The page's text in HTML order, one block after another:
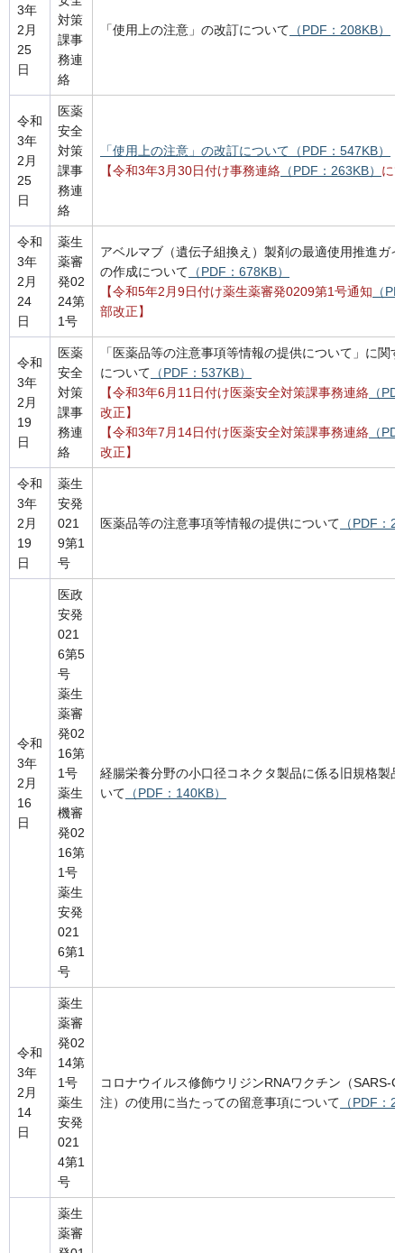
3年
2月
25
日
対策
課事
務連
絡
「使用上の注意」の改訂について （PDF：208KB）
令和
3年
2月
25
日
医薬
安全
対策
課事
務連
絡
「使用上の注意」の改訂について（PDF：547KB）
【令和3年3月30日付け事務連絡 （PDF：263KB） に
令和
3年
2月
24
日
薬生
薬審
発02
24第
1号
アベルマブ（遺伝子組換え）製剤の最適使用推進ガ
の作成について （PDF：678KB）
【令和5年2月9日付け薬生薬審発0209第1号通知 （
部改正】
令和
3年
2月
19
日
医薬
安全
対策
課事
務連
絡
「医薬品等の注意事項等情報の提供について」に関
について （PDF：537KB）
【令和3年6月11日付け医薬安全対策課事務連絡 （
改正】
【令和3年7月14日付け医薬安全対策課事務連絡 （
改正】
令和
3年
2月
19
日
薬生
安発
021
9第1
号
医薬品等の注意事項等情報の提供について （PDF：
令和
3年
2月
16
日
医政
安発
021
6第5
号
薬生
薬審
発02
16第
1号
薬生
機審
発02
16第
1号
薬生
安発
021
6第1
号
経腸栄養分野の小口径コネクタ製品に係る旧規格製
いて （PDF：140KB）
令和
3年
2月
14
日
薬生
薬審
発02
14第
1号
薬生
安発
021
4第1
号
コロナウイルス修飾ウリジンRNAワクチン（SARS-
注）の使用に当たっての留意事項について （PDF：
薬生
薬審